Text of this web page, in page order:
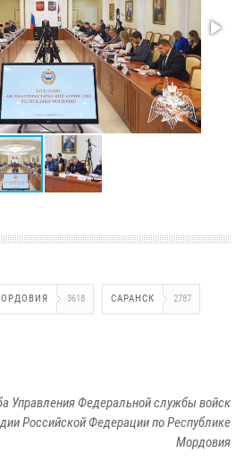
3618 САРАНСК 2787
Управления Федеральной службы войск
Российской Федерации по Республике
Мордовия